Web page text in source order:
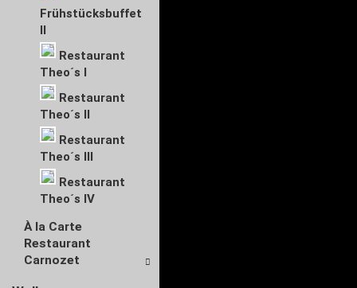
Frühstücksbuffet
II
Restaurant
Theo´s I
Restaurant
Theo´s II
Restaurant
Theo´s III
Restaurant
Theo´s IV
À la Carte
Restaurant
Carnozet